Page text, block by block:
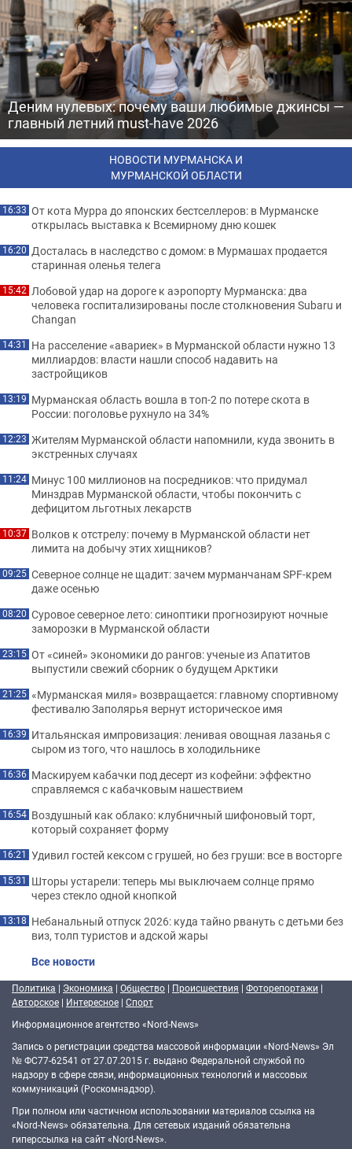
Деним нулевых: почему ваши любимые джинсы —
главный летний must-have 2026
НОВОСТИ МУРМАНСКА И
МУРМАНСКОЙ ОБЛАСТИ
16:33 От кота Мурра до японских бестселлеров: в Мурманске
открылась выставка к Всемирному дню кошек
16:20 Досталась в наследство с домом: в Мурмашах продается
старинная оленья телега
15:42 Лобовой удар на дороге к аэропорту Мурманска: два
человека госпитализированы после столкновения Subaru и
Changan
14:31 На расселение «авариек» в Мурманской области нужно 13
миллиардов: власти нашли способ надавить на
застройщиков
13:19 Мурманская область вошла в топ-2 по потере скота в
России: поголовье рухнуло на 34%
12:23 Жителям Мурманской области напомнили, куда звонить в
экстренных случаях
11:24 Минус 100 миллионов на посредников: что придумал
Минздрав Мурманской области, чтобы покончить с
дефицитом льготных лекарств
10:37 Волков к отстрелу: почему в Мурманской области нет
лимита на добычу этих хищников?
09:25 Северное солнце не щадит: зачем мурманчанам SPF-крем
даже осенью
08:20 Суровое северное лето: синоптики прогнозируют ночные
заморозки в Мурманской области
23:15 От «синей» экономики до рангов: ученые из Апатитов
выпустили свежий сборник о будущем Арктики
21:25 «Мурманская миля» возвращается: главному спортивному
фестивалю Заполярья вернут историческое имя
16:39 Итальянская импровизация: ленивая овощная лазанья с
сыром из того, что нашлось в холодильнике
16:36 Маскируем кабачки под десерт из кофейни: эффектно
справляемся с кабачковым нашествием
16:54 Воздушный как облако: клубничный шифоновый торт,
который сохраняет форму
16:21 Удивил гостей кексом с грушей, но без груши: все в восторге
15:31 Шторы устарели: теперь мы выключаем солнце прямо
через стекло одной кнопкой
13:18 Небанальный отпуск 2026: куда тайно рвануть с детьми без
виз, толп туристов и адской жары
Все новости
Политика | Экономика | Общество | Происшествия | Фоторепортажи |
Авторское | Интересное | Спорт
Информационное агентство «Nord-News»
Запись о регистрации средства массовой информации «Nord-News» Эл
№ ФС77-62541 от 27.07.2015 г. выдано Федеральной службой по
надзору в сфере связи, информационных технологий и массовых
коммуникаций (Роскомнадзор).
При полном или частичном использовании материалов ссылка на
«Nord-News» обязательна. Для сетевых изданий обязательна
гиперссылка на сайт «Nord-News».